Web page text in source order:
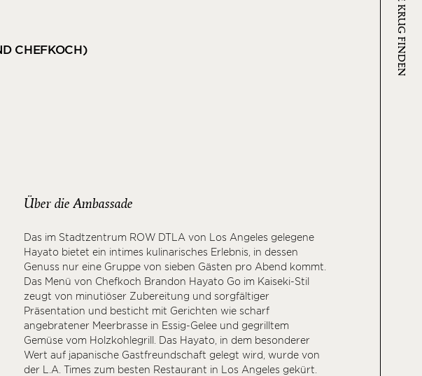
CHEFKOCH)
Über die Ambassade
Das im Stadtzentrum ROW DTLA von Los Angeles gelegene
Hayato bietet ein intimes kulinarisches Erlebnis, in dessen
Genuss nur eine Gruppe von sieben Gästen pro Abend kommt.
Das Menü von Chefkoch Brandon Hayato Go im Kaiseki-Stil
zeugt von minutiöser Zubereitung und sorgfältiger
Präsentation und besticht mit Gerichten wie scharf
angebratener Meerbrasse in Essig-Gelee und gegrilltem
Gemüse vom Holzkohlegrill. Das Hayato, in dem besonderer
Wert auf japanische Gastfreundschaft gelegt wird, wurde von
der L.A. Times zum besten Restaurant in Los Angeles gekürt.